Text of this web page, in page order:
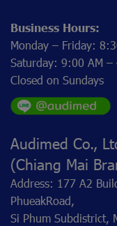
Business Hours:
Monday – Friday:
Saturday: 9:00 AM –
Closed on Sundays
Audimed Co.,
(Chiang Mai
Address: 177 A2
PhueakRoad,
Si Phum Subdistrict,